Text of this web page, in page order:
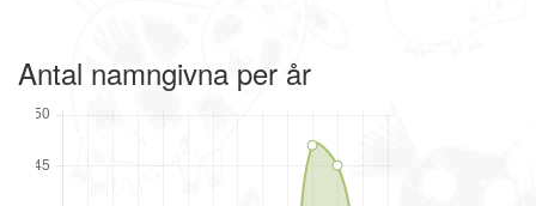
Antal namngivna per år